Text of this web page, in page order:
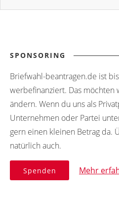
SPONSORING
Briefwahl-beantragen.de ist
werbefinanziert. Das möchten
ändern. Wenn du uns als
Unternehmen oder Partei
gern einen kleinen Betrag da.
natürlich auch.
Spenden Mehr